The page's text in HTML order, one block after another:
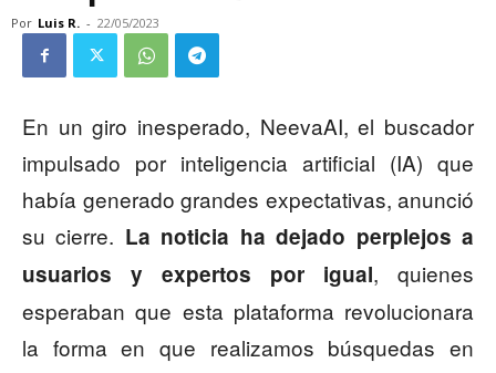
Por Luis R. - 22/05/2023
En un giro inesperado, NeevaAI, el buscador
impulsado por inteligencia artificial (IA) que
había generado grandes expectativas, anunció
su cierre. La noticia ha dejado perplejos a
usuarios y expertos por igual, quienes
esperaban que esta plataforma revolucionara
la forma en que realizamos búsquedas en